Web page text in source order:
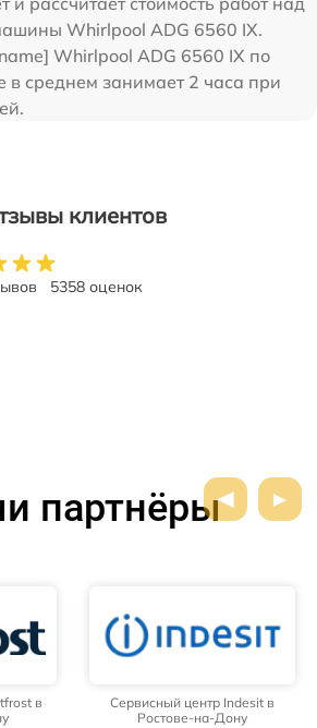
Whirlpool ADG 6560 IX.
Whirlpool ADG 6560 IX по
в среднем занимает 2 часа при
клиентов
5358 оценок
партнёры
в
Сервисный центр Indesit в
Ростове-на-Дону